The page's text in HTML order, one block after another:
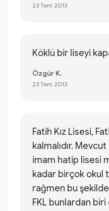
23 Tem 2013
Köklü bir liseyi
Özgür K.
23 Tem 2013
Fatih Kız Lisesi,
kalmalıdır.
imam hatip lisesi
kadar birçok okul
rağmen bu
FKL bunlardan